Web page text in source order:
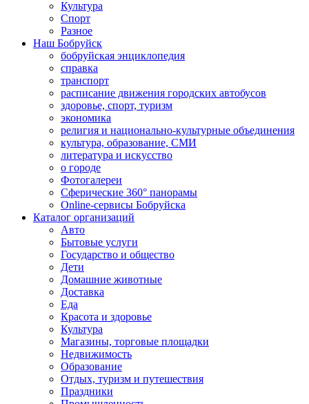
Культура
Спорт
Разное
Наш Бобруйск
бобруйская энциклопедия
справка
транспорт
расписание движения городских автобусов
здоровье, спорт, туризм
экономика
религия и национально-культурные объединения
культура, образование, СМИ
литература и искусство
о городе
Фотогалереи
Сферические 360° панорамы
Online-сервисы Бобруйска
Каталог организаций
Авто
Бытовые услуги
Государство и общество
Дети
Домашние животные
Доставка
Еда
Красота и здоровье
Культура
Магазины, торговые площадки
Недвижимость
Образование
Отдых, туризм и путешествия
Праздники